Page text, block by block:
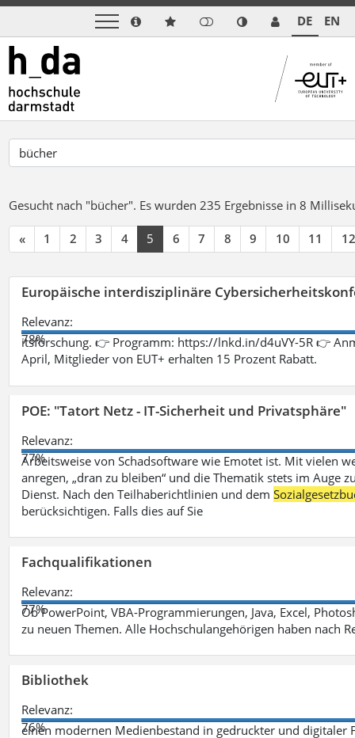
DE EN
Gesucht nach "bücher". Es wurden 235 Ergebnisse in 8
« 1 2 3 4 5 6 7 8 9 10 11 12
Europäische interdisziplinäre
Relevanz:
78%
itsforschung. 👉 Programm: https://lnkd.in/d4uVY-5R 👉
April, Mitglieder von EUT+ erhalten 15 Prozent Rabatt.
POE: "Tatort Netz - IT-Sicherheit und Privatsphäre"
Relevanz:
77%
Arbeitsweise von Schadsoftware wie Emotet ist. Mit vielen
anregen, „dran zu bleiben“ und die Thematik stets im
Dienst. Nach den Teilhaberichtlinien und dem
berücksichtigen. Falls dies auf Sie
Fachqualifikationen
Relevanz:
77%
Ob PowerPoint, VBA-Programmierungen, Java, Excel,
zu neuen Themen. Alle Hochschulangehörigen haben nach
Bibliothek
Relevanz:
76%
einen modernen Medienbestand in gedruckter und